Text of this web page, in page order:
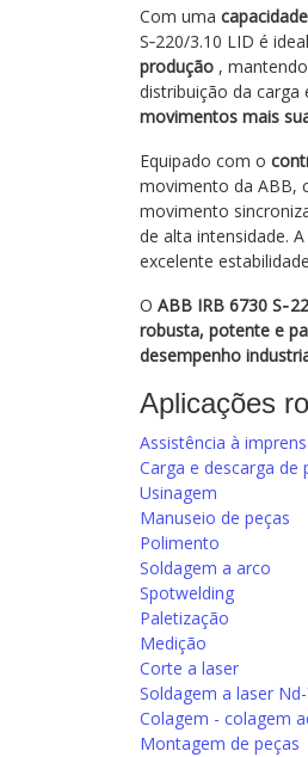
Com uma
S‑220/3.10 LID é
produção ,
distribuição da
movimentos mais
Equipado com o
movimento da ABB,
movimento
de alta intensidade.
excelente
O ABB IRB 6730
robusta, potente e
desempenho
Aplicações
Assistência à
Carga e descarga de
Usinagem
Manuseio de peças
Polimento
Soldagem a arco
Spotwelding
Paletização
Medição
Corte a laser
Soldagem a laser
Colagem - colagem
Montagem de peças